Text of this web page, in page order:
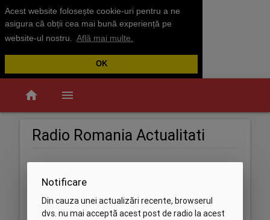
Acest website folosește cookie-uri pentru a ne
asigura că obții cea mai bună experiență pe
website-ul nostru.
Află mai multe.
OK
home menu
Radio Romania Actualitati
Notificare
Din cauza unei actualizări recente, browserul
dvs. nu mai acceptă acest post de radio la acest